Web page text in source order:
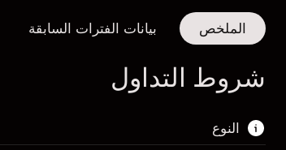
الملخص بيانات الفترات السابقة
شروط التداول
النوع